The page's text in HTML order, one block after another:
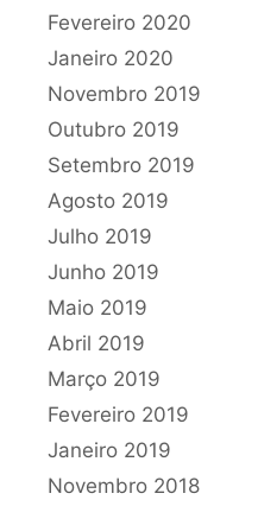
Fevereiro 2020
Janeiro 2020
Novembro 2019
Outubro 2019
Setembro 2019
Agosto 2019
Julho 2019
Junho 2019
Maio 2019
Abril 2019
Março 2019
Fevereiro 2019
Janeiro 2019
Novembro 2018